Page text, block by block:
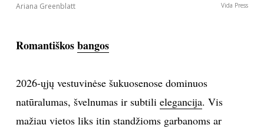
Ariana Greenblatt Vida Press
Romantiškosbangos
2026-ųjų vestuvinėse šukuosenose dominuos
natūralumas, švelnumas ir subtili elegancija. Vis
mažiau vietos liks itin standžioms garbanoms ar